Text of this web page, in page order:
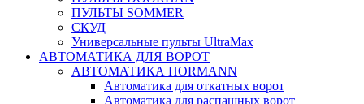
ПУЛЬТЫ SOMMER
СКУД
Универсальные пульты UltraMax
АВТОМАТИКА ДЛЯ ВОРОТ
АВТОМАТИКА HORMANN
Автоматика для откатных ворот
Автоматика для распашных ворот